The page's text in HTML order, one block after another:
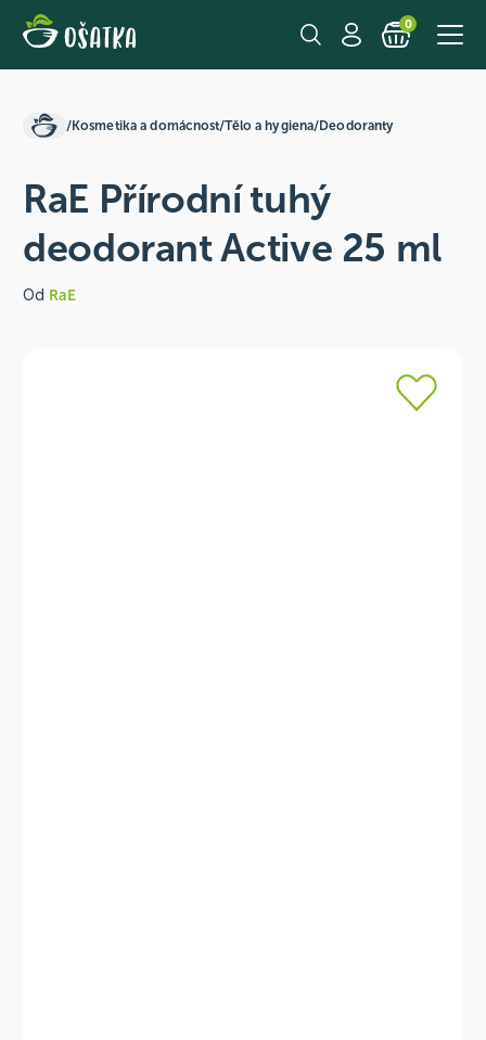
0
/Kosmetika a domácnost/Tělo a hygiena/Deodoranty
RaE Přírodní tuhý
deodorant Active 25 ml
Od RaE